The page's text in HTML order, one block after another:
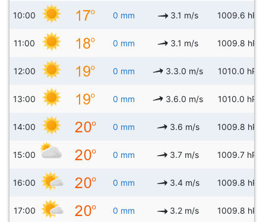
10:00 0 mm 3.1 m/s 1009.6 hPa
11:00 0 mm 3.1 m/s 1009.8 hPa
12:00 0 mm 3.3.0 m/s 1010.0 hPa
13:00 0 mm 3.6.0 m/s 1010.0 hPa
14:00 0 mm 3.6 m/s 1009.8 hPa
15:00 0 mm 3.7 m/s 1009.7 hPa
16:00 0 mm 3.4 m/s 1009.8 hPa
17:00 0 mm 3.2 m/s 1009.8 hPa